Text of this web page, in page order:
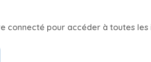
connecté pour accéder à toutes